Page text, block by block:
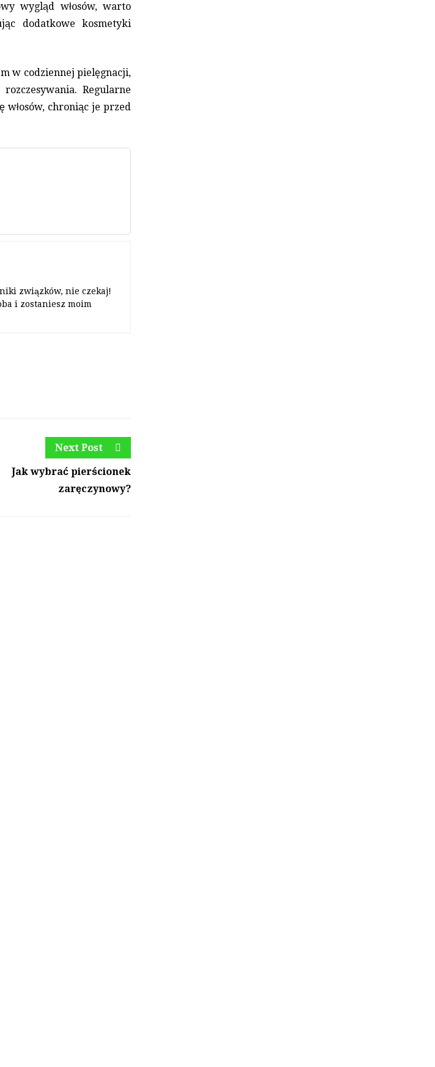
wygląd włosów, warto
dodatkowe kosmetyki
w codziennej pielęgnacji,
Regularne
włosów, chroniąc je przed
związków, nie czekaj!
i zostaniesz moim
Next Post
Jak wybrać pierścionek
zaręczynowy?